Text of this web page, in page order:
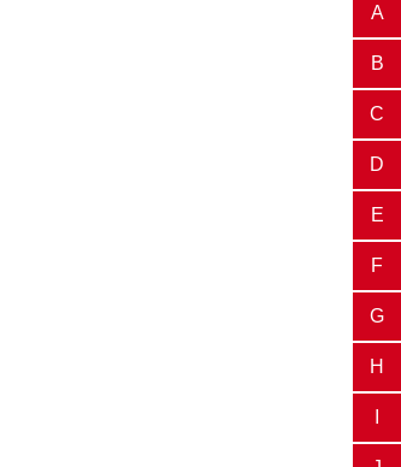
A
B
C
D
E
F
G
H